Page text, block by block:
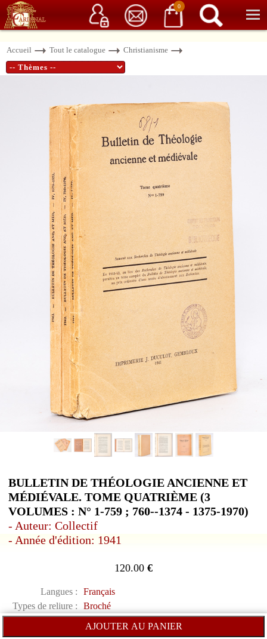
0
Service client 06 15 37 15 37 Librairie de livres anciens & rares
Accueil Tout le catalogue Christianisme
BULLETIN DE THÉOLOGIE ANCIENNE ET
MÉDIÉVALE. TOME QUATRIÈME (3
VOLUMES : N° 1-759 ; 760--1374 - 1375-1970)
- Auteur: Collectif
- Année d'édition: 1941
120.00 €
Langues :
Français
Types de reliure :
Broché